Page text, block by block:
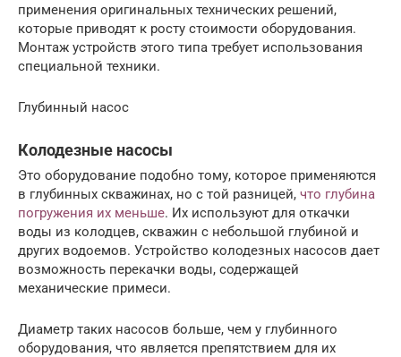
применения оригинальных технических решений,
которые приводят к росту стоимости оборудования.
Монтаж устройств этого типа требует использования
специальной техники.
Глубинный насос
Колодезные насосы
Это оборудование подобно тому, которое применяются
в глубинных скважинах, но с той разницей, что глубина
погружения их меньше. Их используют для откачки
воды из колодцев, скважин с небольшой глубиной и
других водоемов. Устройство колодезных насосов дает
возможность перекачки воды, содержащей
механические примеси.
Диаметр таких насосов больше, чем у глубинного
оборудования, что является препятствием для их